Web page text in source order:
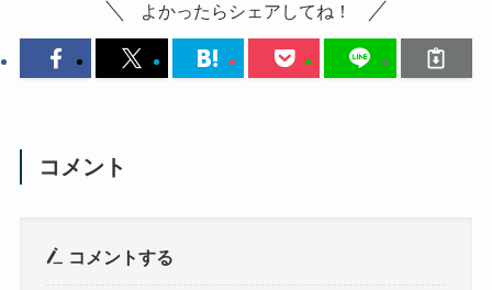
よかったらシェアしてね！
コメント
コメントする